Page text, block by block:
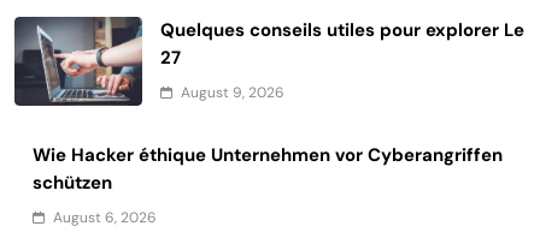
Quelques conseils utiles pour explorer Le
27
August 9, 2026
Wie Hacker éthique Unternehmen vor Cyberangriffen
schützen
August 6, 2026